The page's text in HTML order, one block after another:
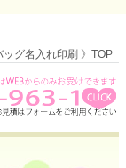
グ名入れ印刷 》TOP